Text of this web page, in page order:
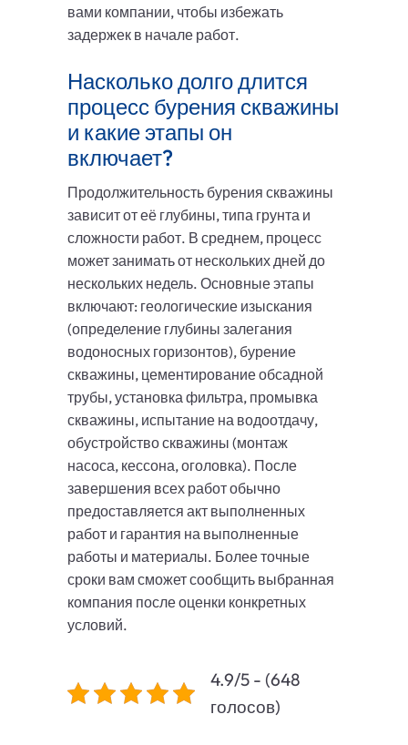
вами компании, чтобы избежать
задержек в начале работ.
Насколько долго длится
процесс бурения скважины
и какие этапы он
включает?
Продолжительность бурения скважины
зависит от её глубины, типа грунта и
сложности работ. В среднем, процесс
может занимать от нескольких дней до
нескольких недель. Основные этапы
включают: геологические изыскания
(определение глубины залегания
водоносных горизонтов), бурение
скважины, цементирование обсадной
трубы, установка фильтра, промывка
скважины, испытание на водоотдачу,
обустройство скважины (монтаж
насоса, кессона, оголовка). После
завершения всех работ обычно
предоставляется акт выполненных
работ и гарантия на выполненные
работы и материалы. Более точные
сроки вам сможет сообщить выбранная
компания после оценки конкретных
условий.
4.9/5 - (648
голосов)